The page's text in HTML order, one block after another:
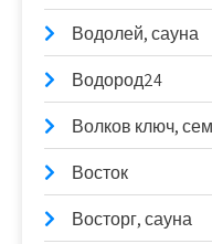
Водолей, сауна
Водород24
Волков ключ,
Восток
Восторг, сауна